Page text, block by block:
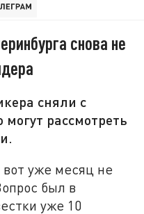
снова не
сняли с
могут рассмотреть
вот уже месяц не
был в
уже 10